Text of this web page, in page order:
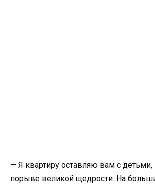
— Я квартиру оставляю вам с
порыве великой щедрости. На